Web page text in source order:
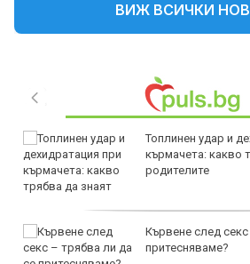
ВИЖ ВСИЧКИ
Топлинен удар и
кърмачета: какво
родителите
Кървене след
притесняваме?